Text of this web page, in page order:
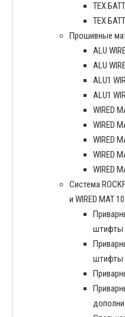
ТЕХ
ТЕХ
Прошивные
ALU
ALU
ALU1
ALU1
WIRED
WIRED
WIRED
WIRED
WIRED
Система
и WIRED MAT
штифты
штифты